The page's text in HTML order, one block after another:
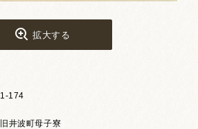
拡大する
1-174
旧井波町母子寮